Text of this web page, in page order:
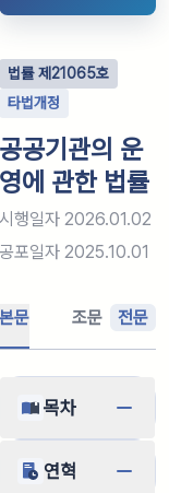
법률제 21065호
타법개정
공공기관의 운
영에 관한 법률
시행일자 2026.01.02
공포일자 2025.10.01
본문 조문 전문
목차
연혁